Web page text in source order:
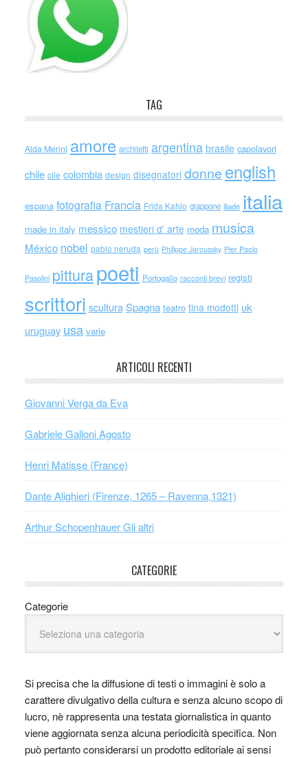
TAG
Alda Merini amore architetti argentina brasile capolavori
chile cile colombia design disegnatori donne english
espana fotografia Francia Frida Kahlo giappone iliade italia
made in italy messico mestieri d' arte moda musica
México nobel pablo neruda perù Philippe Jaroussky Pier Paolo
Pasolini pitturapoeti Portogallo racconti brevi registi
scrittori scultura Spagna teatro tina modotti uk
uruguay usa varie
ARTICOLI RECENTI
Giovanni Verga da Eva
Gabriele Galloni Agosto
Henri Matisse (France)
Dante Alighieri (Firenze, 1265 – Ravenna,1321)
Arthur Schopenhauer Gli altri
CATEGORIE
Categorie
Si precisa che la diffusione di testi o immagini è solo a
carattere divulgativo della cultura e senza alcuno scopo di
lucro, nè rappresenta una testata giornalistica in quanto
viene aggiornata senza alcuna periodicità specifica. Non
può pertanto considerarsi un prodotto editoriale ai sensi